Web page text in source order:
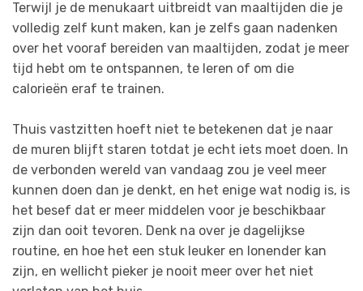
Terwijl je de menukaart uitbreidt van maaltijden die je
volledig zelf kunt maken, kan je zelfs gaan nadenken
over het vooraf bereiden van maaltijden, zodat je meer
tijd hebt om te ontspannen, te leren of om die
calorieën eraf te trainen.
Thuis vastzitten hoeft niet te betekenen dat je naar
de muren blijft staren totdat je echt iets moet doen. In
de verbonden wereld van vandaag zou je veel meer
kunnen doen dan je denkt, en het enige wat nodig is, is
het besef dat er meer middelen voor je beschikbaar
zijn dan ooit tevoren. Denk na over je dagelijkse
routine, en hoe het een stuk leuker en lonender kan
zijn, en wellicht pieker je nooit meer over het niet